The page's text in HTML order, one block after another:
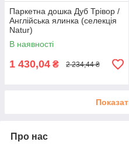
Паркетна дошка Дуб Трівор /
Англійська ялинка (селекція
Natur)
В наявності
1 430,04 ₴ 2 234,44 ₴
Про нас